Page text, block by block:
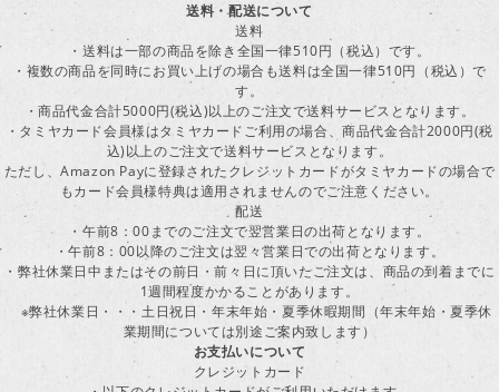
送料・配送について
送料
・送料は一部の商品を除き全国一律510円（税込）です。
・複数の商品を同時にお買い上げの場合も送料は全国一律510円（税込）で
す。
・商品代金合計5000円(税込)以上のご注文で送料サービスとなります。
・タミヤカード会員様はタミヤカードご利用の場合、商品代金合計2000円(税
込)以上のご注文で送料サービスとなります。
ただし、Amazon Payに登録されたクレジットカードがタミヤカードの場合で
もカード会員様特典は適用されませんのでご注意ください。
配送
・午前8：00までのご注文で翌営業日の出荷となります。
・午前8：00以降のご注文は翌々営業日での出荷となります。
・弊社休業日中またはその前日・前々日に頂いたご注文は、商品の到着までに
1週間程度かかることがあります。
※弊社休業日・・・土日祝日・年末年始・夏季休暇期間（年末年始・夏季休
業期間については別途ご案内致します）
お支払いについて
クレジットカード